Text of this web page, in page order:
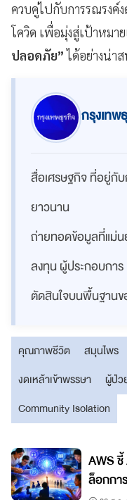
ควบคู่ไปกับการรณรงค์
โควิด เพื่อมุ่งสู่เป้าหม
ปลอดภัย”ได้อย่างน่า
กรุงเทพ
สื่อเศรษฐกิจ ที่อยู่กับ
ยาวนาน
ถ่ายทอดข้อมูลที่แม่น
ลงทุน ผู้ประกอบการ
ตัดสินใจบนพื้นฐานขอ
คุณภาพชีวิต สมุนไพร
งดเหล้าเข้าพรรษา
ผู้ป่ว
Community Isolation
AWS
ล็อกกา